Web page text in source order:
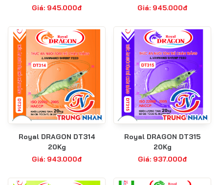
Giá: 945.000đ
Giá: 945.000đ
Royal DRAGON DT314
20Kg
Giá: 943.000đ
Royal DRAGON DT315
20Kg
Giá: 937.000đ